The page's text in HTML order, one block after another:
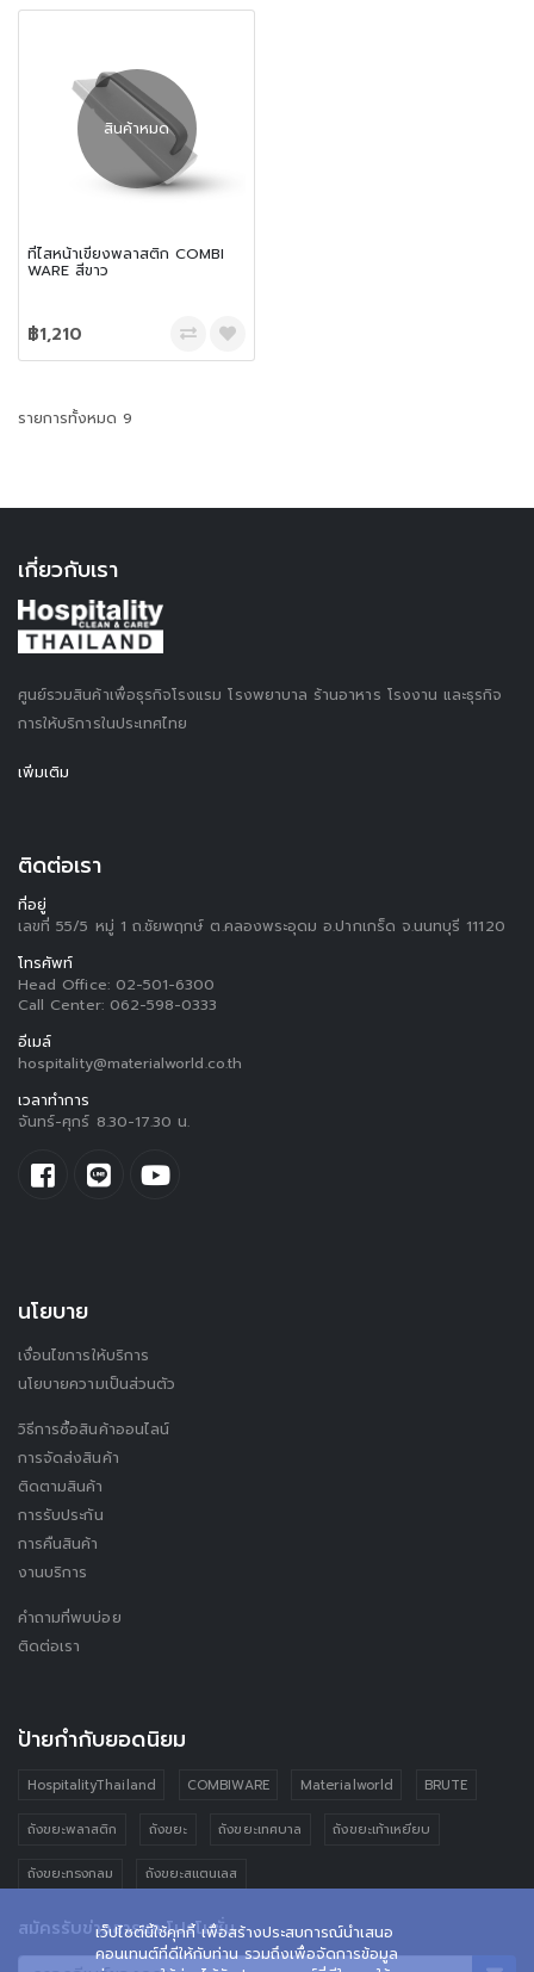
สินค้าหมด
ที่ไสหน้าเขียงพลาสติก COMBI
WARE สีขาว
฿1,210
รายการทั้งหมด 9
เว็ปไซต์นี้ใช้คุกกี้ เพื่อสร้างประสบการณ์นำเสนอ
คอนเทนต์ที่ดีให้กับท่าน รวมถึงเพื่อจัดการข้อมูล
เกี่ยวกับเรา
ศูนย์รวมสินค้าเพื่อธุรกิจโรงแรม โรงพยาบาล ร้านอาหาร โรงงาน และธุรกิจ
การให้บริการในประเทศไทย
เพิ่มเติม
ติดต่อเรา
ที่อยู่
เลขที่ 55/5 หมู่ 1 ถ.ชัยพฤกษ์ ต.คลองพระอุดม อ.ปากเกร็ด จ.นนทบุรี 11120
โทรศัพท์
Head Office: 02-501-6300
Call Center: 062-598-0333
อีเมล์
hospitality@materialworld.co.th
เวลาทำการ
จันทร์-ศุกร์ 8.30-17.30 น.
นโยบาย
เงื่อนไขการให้บริการ
นโยบายความเป็นส่วนตัว
วิธีการซื้อสินค้าออนไลน์
การจัดส่งสินค้า
ติดตามสินค้า
การรับประกัน
การคืนสินค้า
งานบริการ
คำถามที่พบบ่อย
ติดต่อเรา
ป้ายกำกับยอดนิยม
HospitalityThailand COMBIWARE Materialworld BRUTE
ถังขยะพลาสติก ถังขยะ ถังขยะเทศบาล ถังขยะเท้าเหยียบ
ถังขยะทรงกลม ถังขยะสแตนเลส
สมัครรับข่าวสารและโปรโมชั่น